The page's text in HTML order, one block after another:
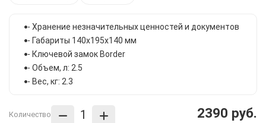
- Хранение незначительных ценностей и документов
- Габариты 140x195x140 мм
- Ключевой замок Border
- Объем, л: 2.5
- Вес, кг: 2.3
Количество 2390 руб.